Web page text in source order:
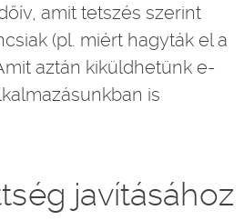
amit tetszés szerint
(pl. miért hagyták el a
aztán kiküldhetünk e-
is
javításához